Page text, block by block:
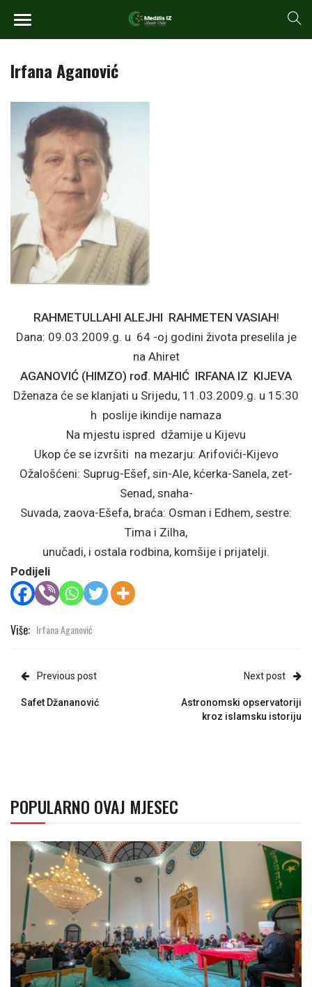
Irfana Aganović
RAHMETULLAHI ALEJHI RAHMETEN VASIAH!
Dana: 09.03.2009.g. u 64 -oj godini života preselila je
na Ahiret
AGANOVIĆ (HIMZO) rođ. MAHIĆ IRFANA IZ KIJEVA
Dženaza će se klanjati u Srijedu, 11.03.2009.g. u 15:30
h poslije ikindije namaza
Na mjestu ispred džamije u Kijevu
Ukop će se izvršiti na mezarju: Arifovići-Kijevo
Ožalošćeni: Suprug-Ešef, sin-Ale, kćerka-Sanela, zet-
Senad, snaha-
Suvada, zaova-Ešefa, braća: Osman i Edhem, sestre:
Tima i Zilha,
unučadi, i ostala rodbina, komšije i prijatelji.
Podijeli
Više: Irfana Aganović
Previous post
Safet Džananović
Next post
Astronomski opservatoriji
kroz islamsku istoriju
POPULARNO OVAJ MJESEC